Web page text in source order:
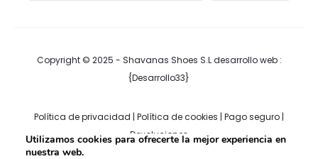
Copyright © 2025 - Shavanas Shoes S.L desarrollo web :
{Desarrollo33}
Política de privacidad | Política de cookies | Pago seguro |
Devoluciones
Utilizamos cookies para ofrecerte la mejor experiencia en
nuestra web.